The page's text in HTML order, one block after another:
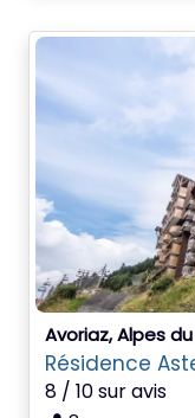
Avoriaz, Alpes
Résidence
8 / 10 sur avis